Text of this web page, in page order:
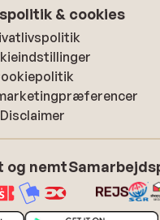
& cookies
Disclaimer
og nemt